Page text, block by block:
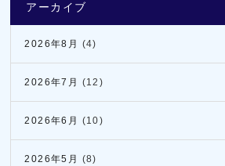
アーカイブ
2026年8月 (4)
2026年7月 (12)
2026年6月 (10)
2026年5月 (8)